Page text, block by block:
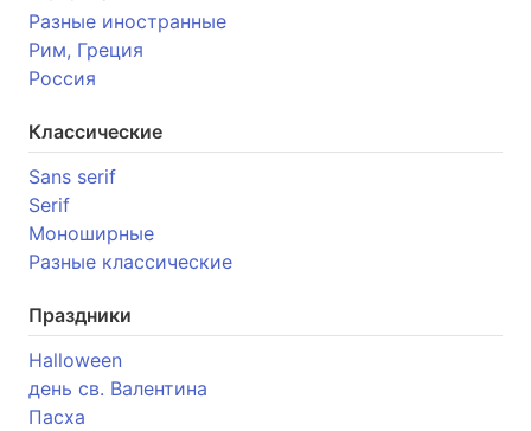
Разные иностранные
Рим, Греция
Россия
Классические
Sans serif
Serif
Моноширные
Разные классические
Праздники
Halloween
день св. Валентина
Пасха